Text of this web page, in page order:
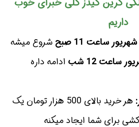
داریم
صبح شروع میشه
ادامه داره
هر خرید بالای 500 هزار تومان یک
برای شما ایجاد میکنه